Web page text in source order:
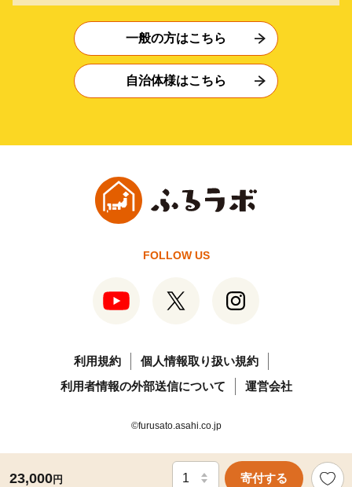
23,000円 寄付する
一般の方はこちら
自治体様はこちら
FOLLOW US
利用規約
個人情報取り扱い規約
利用者情報の外部送信について
運営会社
©furusato.asahi.co.jp